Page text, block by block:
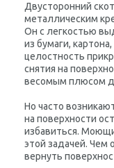
Двусторонний
металлическим
Он с легкостью
из бумаги,
целостность
снятия на
весомым плюсом
Но часто
на поверхности
избавиться.
этой задачей. Чем
вернуть